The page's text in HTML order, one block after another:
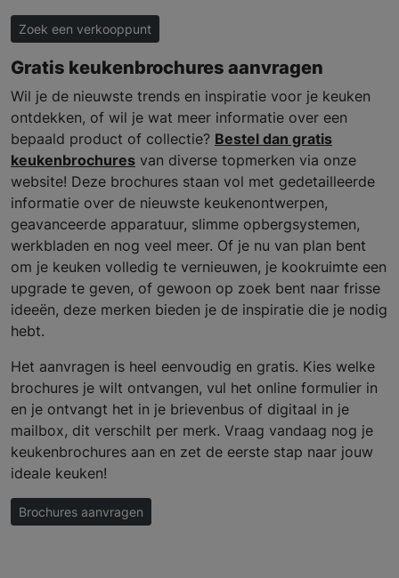
Zoek een verkooppunt
Gratis keukenbrochures aanvragen
Wil je de nieuwste trends en inspiratie voor je keuken
ontdekken, of wil je wat meer informatie over een
bepaald product of collectie? Bestel dan gratis
keukenbrochures van diverse topmerken via onze
website! Deze brochures staan vol met gedetailleerde
informatie over de nieuwste keukenontwerpen,
geavanceerde apparatuur, slimme opbergsystemen,
werkbladen en nog veel meer. Of je nu van plan bent
om je keuken volledig te vernieuwen, je kookruimte een
upgrade te geven, of gewoon op zoek bent naar frisse
ideeën, deze merken bieden je de inspiratie die je nodig
hebt.
Het aanvragen is heel eenvoudig en gratis. Kies welke
brochures je wilt ontvangen, vul het online formulier in
en je ontvangt het in je brievenbus of digitaal in je
mailbox, dit verschilt per merk. Vraag vandaag nog je
keukenbrochures aan en zet de eerste stap naar jouw
ideale keuken!
Brochures aanvragen